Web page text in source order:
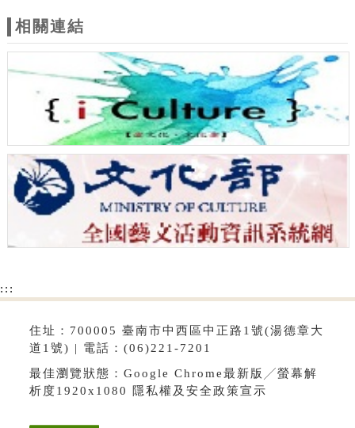
相關連結
:::
住址：700005 臺南市中西區中正路1號(湯德章大
道1號) | 電話：(06)221-7201
最佳瀏覽狀態：Google Chrome最新版╱螢幕解
析度1920x1080 隱私權及安全政策宣示